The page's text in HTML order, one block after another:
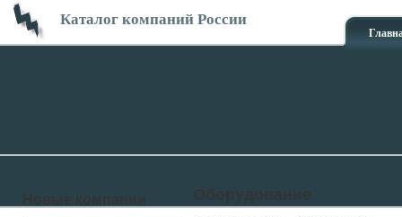
Каталог компаний России